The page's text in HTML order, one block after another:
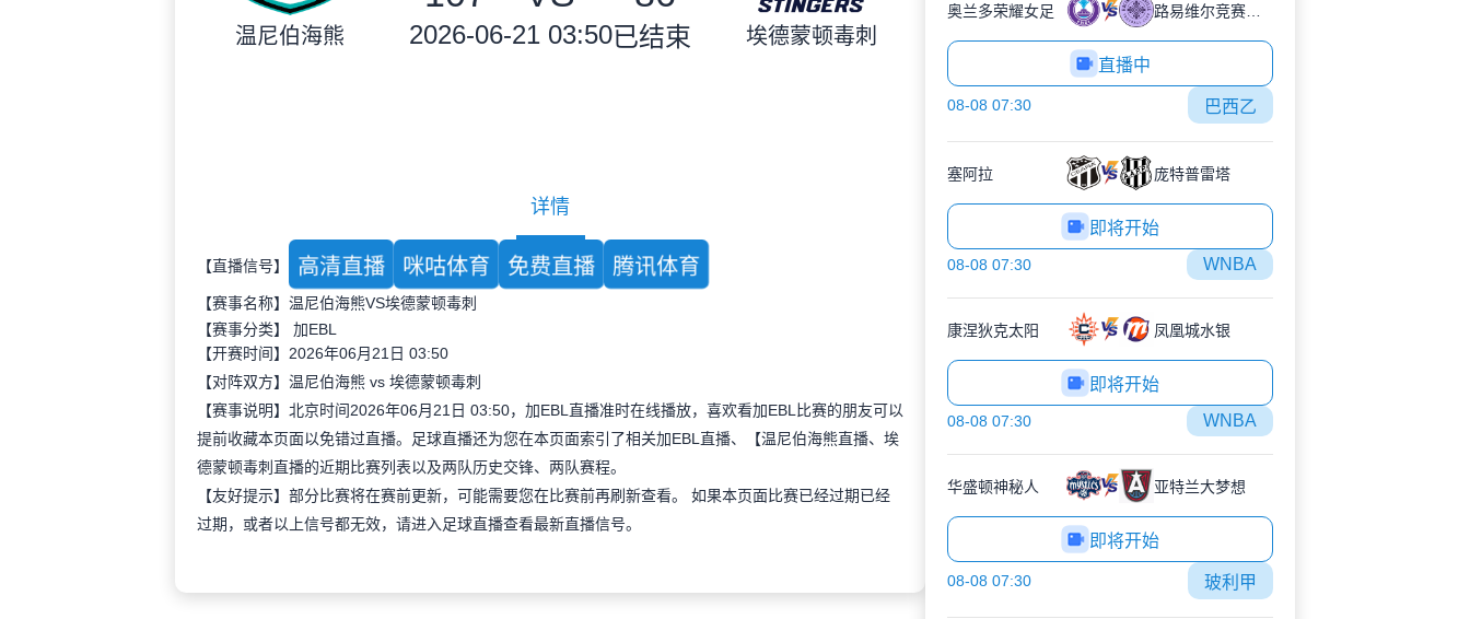
温尼伯海熊 2026-06-21 03:50已结束 埃德蒙顿毒刺
详情
【直播信号】 高清直播 咪咕体育 免费直播 腾讯体育
【赛事名称】温尼伯海熊VS埃德蒙顿毒刺
【赛事分类】 加EBL
【开赛时间】2026年06月21日 03:50
【对阵双方】温尼伯海熊 vs 埃德蒙顿毒刺
【赛事说明】北京时间2026年06月21日 03:50，加EBL直播准时在线播放，喜欢看加EBL比赛的朋友可以
提前收藏本页面以免错过直播。足球直播还为您在本页面索引了相关加EBL直播、【温尼伯海熊直播、埃
德蒙顿毒刺直播的近期比赛列表以及两队历史交锋、两队赛程。
【友好提示】部分比赛将在赛前更新，可能需要您在比赛前再刷新查看。 如果本页面比赛已经过期已经
过期，或者以上信号都无效，请进入足球直播查看最新直播信号。
奥兰多荣耀女足 路易维尔竞赛女足
直播中
08-08 07:30 巴西乙
塞阿拉 庞特普雷塔
即将开始
08-08 07:30 WNBA
康涅狄克太阳 凤凰城水银
即将开始
08-08 07:30 WNBA
华盛顿神秘人 亚特兰大梦想
即将开始
08-08 07:30 玻利甲